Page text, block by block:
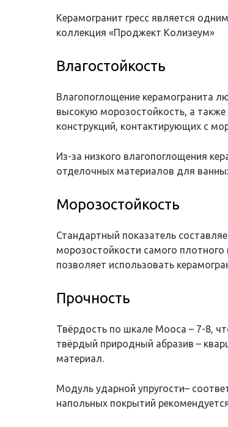
Керамогранит гресс является
коллекция «Проджект Колизеум»
Влагостойкость
Влагопоглощение керамогранита
высокую морозостойкость, а
конструкций, контактирующих с
Из-за низкого влагопоглощения
отделочных материалов для
Морозостойкость
Стандартный показатель
морозостойкости самого
позволяет использовать
Прочность
Твёрдость по шкале Мооса – 7-8,
твёрдый природный абразив –
материал.
Модуль ударной упругости–
напольных покрытий